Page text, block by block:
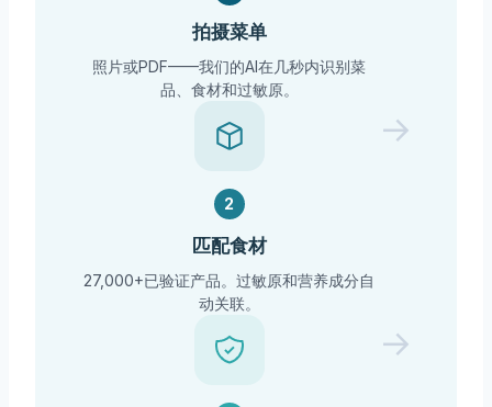
拍摄菜单
照片或PDF——我们的AI在几秒内识别菜
品、食材和过敏原。
2
匹配食材
27,000+已验证产品。过敏原和营养成分自
动关联。
→
→